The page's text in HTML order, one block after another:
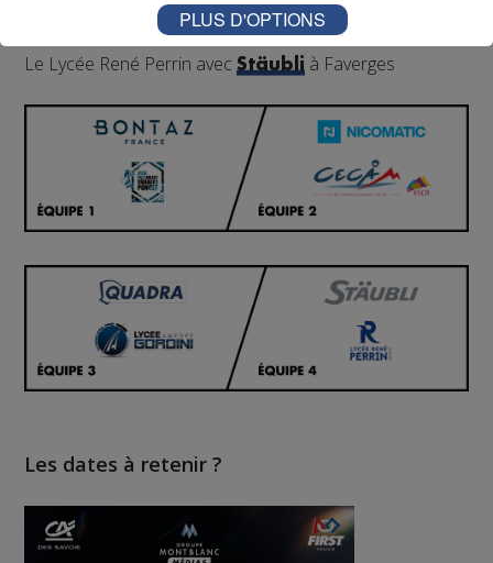
Le Lycée Amédée Gordini avecQuadra Concrete
à Contamine-sur-Arve
Le Lycée René Perrin avecStäubli à Faverges
Les dates à retenir ?
PLUS D'OPTIONS